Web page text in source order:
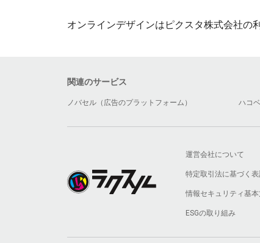
オンラインデザインはピクスタ株式会社の
関連のサービス
ノバセル（広告のプラットフォーム） ハコ
運営会社について
特定取引法に基づく
情報セキュリティ基
ESGの取り組み